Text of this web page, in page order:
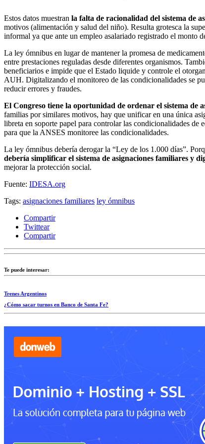
Estos datos muestran la falta de racionalidad del sistema de
motivos (alimentación y salud del niño). Resulta grotesca la
informal ya que ante un empleo asalariado registrado el monto
La ley ómnibus en lugar de mantener la promesa de
entre prestaciones reguladas desde diferentes organismos.
beneficiarios e impide que el Estado liquide y controle el
AUH. Digitalizando el monitoreo de las condicionalidades se
reducir errores y fraudes.
El Congreso tiene la oportunidad de ordenar el sistema de
familias por similares motivos, hay que unificar en una única
libreta en soporte papel para controlar las condicionalidades
para que la ANSES monitoree las condicionalidades.
La ley ómnibus debería derogar la “Ley de los 1.000 días”.
debería simplificar el sistema de asignaciones familiares y
mejorar la protección social.
Fuente: IDESA.org
Tags: asignaciones familiares ley ómnibus
Compartir
Twittear
Compartir
Te puede interesar:
Trenes Argentinos
¿Cómo sacar turnos en Banco de Santa Fe?